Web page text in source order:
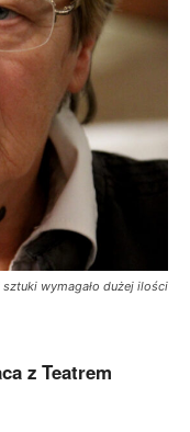
wymagało dużej ilości
z Teatrem